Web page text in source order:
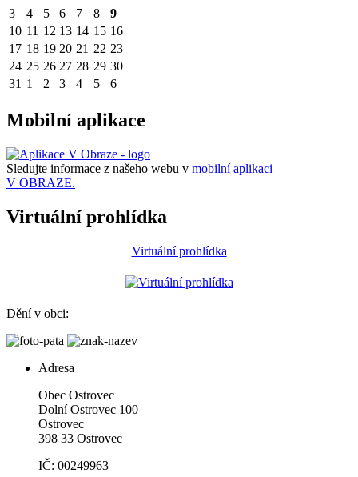
3
4 5 6 7 8
9
10 11 12 13 14 15 16
17 18 19 20 21 22 23
24 25 26 27 28 29 30
31 1 2 3 4 5 6
Mobilní aplikace
Sledujte informace z našeho webu v mobilní aplikaci –
V OBRAZE.
Virtuální prohlídka
Virtuální prohlídka
Dění v obci:
Adresa
Obec Ostrovec
Dolní Ostrovec 100
Ostrovec
398 33 Ostrovec
IČ: 00249963